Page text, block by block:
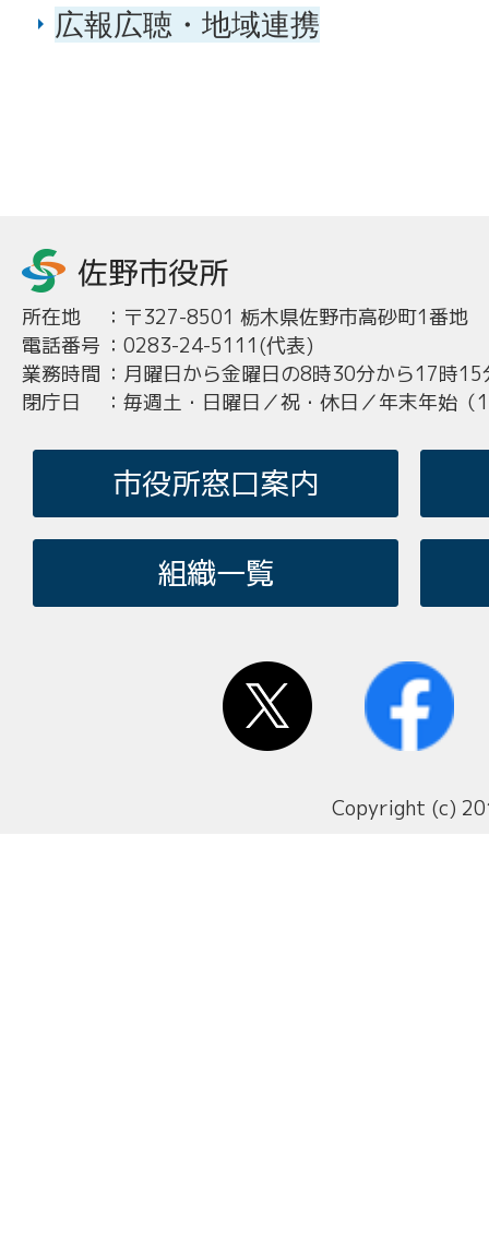
広報広聴・地域連携
所在地 ： 〒327-8501 栃木県佐野市高砂町1番地
電話番号 ： 0283-24-5111(代表)
業務時間 ： 月曜日から金曜日の8時30分から17時15
閉庁日
： 毎週土・日曜日／祝・休日／年末年始
市役所窓口案内
組織一覧
Copyright (c)